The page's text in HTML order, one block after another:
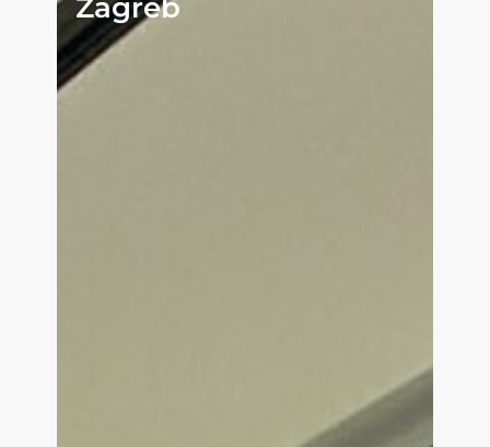
Zagreb